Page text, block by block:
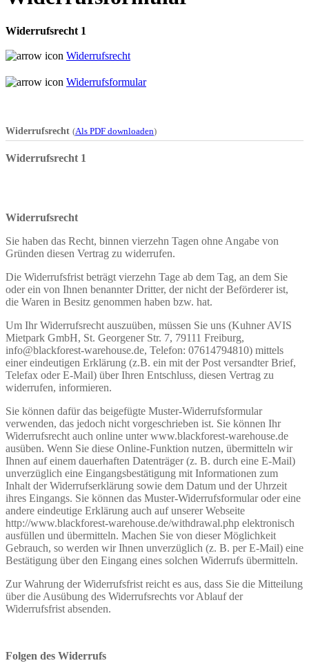
Widerrufsrecht 1
Widerrufsrecht
Widerrufsformular
Widerrufsrecht (Als PDF downloaden)
Widerrufsrecht 1
Widerrufsrecht
Sie haben das Recht, binnen vierzehn Tagen ohne Angabe von
Gründen diesen Vertrag zu widerrufen.
Die Widerrufsfrist beträgt vierzehn Tage ab dem Tag, an dem Sie
oder ein von Ihnen benannter Dritter, der nicht der Beförderer ist,
die Waren in Besitz genommen haben bzw. hat.
Um Ihr Widerrufsrecht auszuüben, müssen Sie uns (Kuhner AVIS
Mietpark GmbH, St. Georgener Str. 7, 79111 Freiburg,
info@blackforest-warehouse.de, Telefon: 07614794810) mittels
einer eindeutigen Erklärung (z.B. ein mit der Post versandter Brief,
Telefax oder E-Mail) über Ihren Entschluss, diesen Vertrag zu
widerrufen, informieren.
Sie können dafür das beigefügte Muster-Widerrufsformular
verwenden, das jedoch nicht vorgeschrieben ist. Sie können Ihr
Widerrufsrecht auch online unter www.blackforest-warehouse.de
ausüben. Wenn Sie diese Online-Funktion nutzen, übermitteln wir
Ihnen auf einem dauerhaften Datenträger (z. B. durch eine E-Mail)
unverzüglich eine Eingangsbestätigung mit Informationen zum
Inhalt der Widerrufserklärung sowie dem Datum und der Uhrzeit
ihres Eingangs. Sie können das Muster-Widerrufsformular oder eine
andere eindeutige Erklärung auch auf unserer Webseite
http://www.blackforest-warehouse.de/withdrawal.php elektronisch
ausfüllen und übermitteln. Machen Sie von dieser Möglichkeit
Gebrauch, so werden wir Ihnen unverzüglich (z. B. per E-Mail) eine
Bestätigung über den Eingang eines solchen Widerrufs übermitteln.
Zur Wahrung der Widerrufsfrist reicht es aus, dass Sie die Mitteilung
über die Ausübung des Widerrufsrechts vor Ablauf der
Widerrufsfrist absenden.
Folgen des Widerrufs